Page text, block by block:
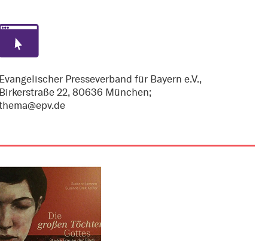
Presseverband für Bayern e.V.,
22, 80636 München;